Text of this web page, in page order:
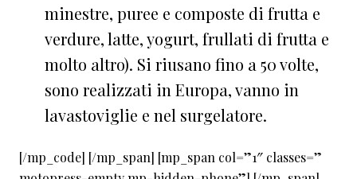
minestre, puree e composte di frutta e
verdure, latte, yogurt, frullati di frutta e
molto altro). Si riusano fino a 50 volte,
sono realizzati in Europa, vanno in
lavastoviglie e nel surgelatore.
[/mp_code] [/mp_span] [mp_span col=”1″ classes=”